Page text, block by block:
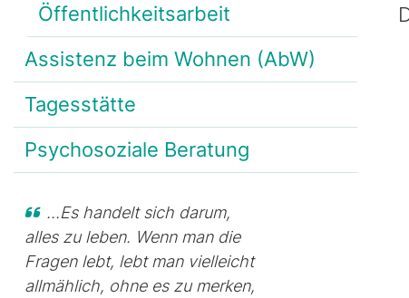
Öffentlichkeitsarbeit
Assistenz beim Wohnen (AbW)
Tagesstätte
Psychosoziale Beratung
...Es handelt sich darum,
alles zu leben. Wenn man die
Fragen lebt, lebt man vielleicht
allmählich, ohne es zu merken,